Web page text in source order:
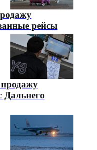
рейсы
Дальнего